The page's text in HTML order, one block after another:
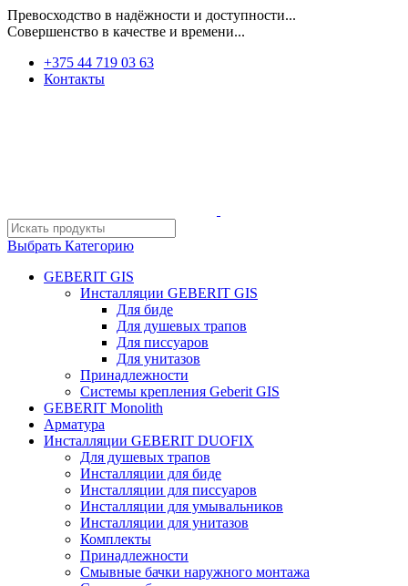
Превосходство в надёжности и доступности...
Совершенство в качестве и времени...
+375 44 719 03 63
Контакты
Выбрать Категорию
GEBERIT GIS
Инсталляции GEBERIT GIS
Для биде
Для душевых трапов
Для писсуаров
Для унитазов
Принадлежности
Системы крепления Geberit GIS
GEBERIT Monolith
Арматура
Инсталляции GEBERIT DUOFIX
Для душевых трапов
Инсталляции для биде
Инсталляции для писсуаров
Инсталляции для умывальников
Инсталляции для унитазов
Комплекты
Принадлежности
Смывные бачки наружного монтажа